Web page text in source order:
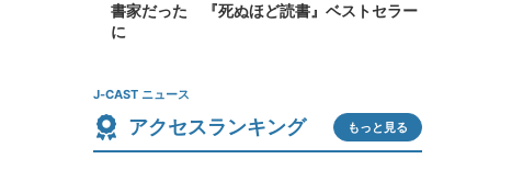
書家だった 『死ぬほど読書』ベストセラー
に
J-CAST ニュース
アクセスランキング もっと見る